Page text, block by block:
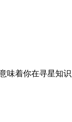
味着你在寻星知